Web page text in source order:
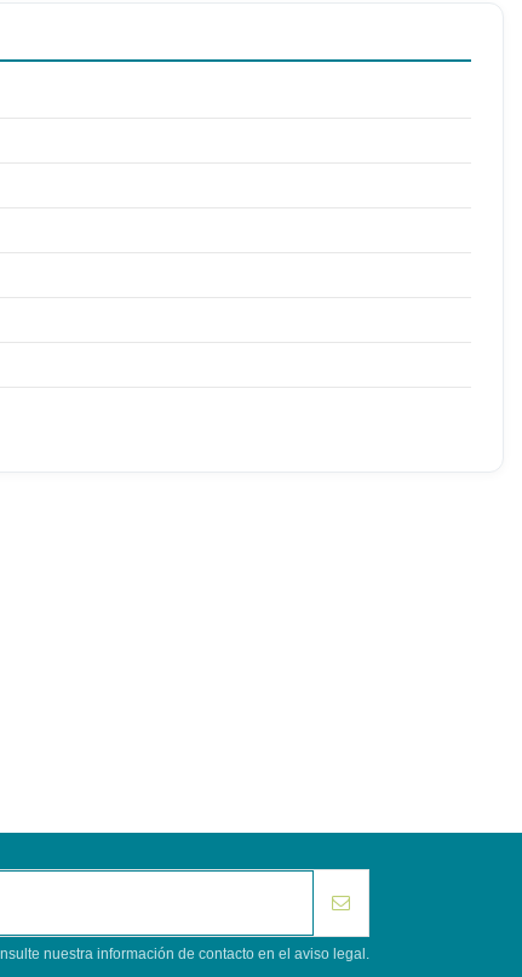
nuestra información de contacto en el aviso legal.